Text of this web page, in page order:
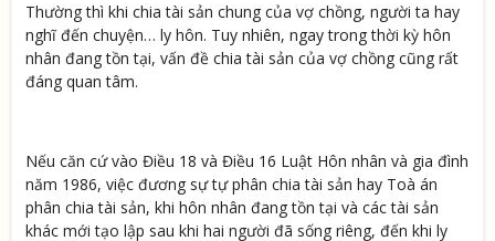
Thường thì khi chia tài sản chung của vợ chồng, người ta hay
nghĩ đến chuyện… ly hôn. Tuy nhiên, ngay trong thời kỳ hôn
nhân đang tồn tại, vấn đề chia tài sản của vợ chồng cũng rất
đáng quan tâm.
Nếu căn cứ vào Điều 18 và Điều 16 Luật Hôn nhân và gia đình
năm 1986, việc đương sự tự phân chia tài sản hay Toà án
phân chia tài sản, khi hôn nhân đang tồn tại và các tài sản
khác mới tạo lập sau khi hai người đã sống riêng, đến khi ly